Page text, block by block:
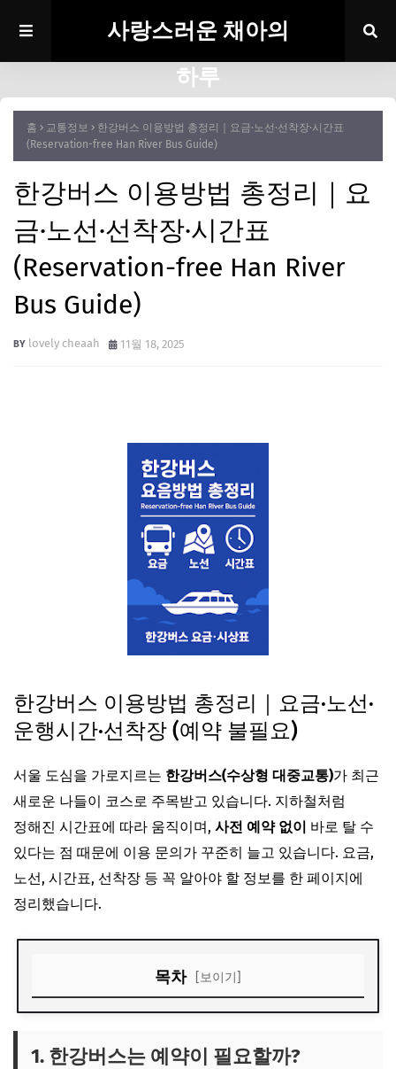
사랑스러운 채아의
하루
홈 교통정보
한강버스 이용방법 총정리｜요금·노선·선착장·시간표
(Reservation-free Han River Bus Guide)
한강버스 이용방법 총정리｜요
금·노선·선착장·시간표
(Reservation-free Han River
Bus Guide)
lovely cheaah 11월 18, 2025
한강버스 이용방법 총정리｜요금·노선·
운행시간·선착장 (예약 불필요)
서울 도심을 가로지르는 한강버스(수상형 대중교통)가 최근
새로운 나들이 코스로 주목받고 있습니다. 지하철처럼
정해진 시간표에 따라 움직이며, 사전 예약 없이 바로 탈 수
있다는 점 때문에 이용 문의가 꾸준히 늘고 있습니다. 요금,
노선, 시간표, 선착장 등 꼭 알아야 할 정보를 한 페이지에
정리했습니다.
목차 [보이기]
2. 한강버스 요금 안내
1. 한강버스는 예약이 필요할까?